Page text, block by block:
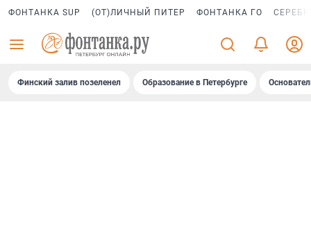
ФОНТАНКА SUP (ОТ)ЛИЧНЫЙ ПИТЕР ФОНТАНКА ГО
Финский залив позеленел Образование в Петербурге